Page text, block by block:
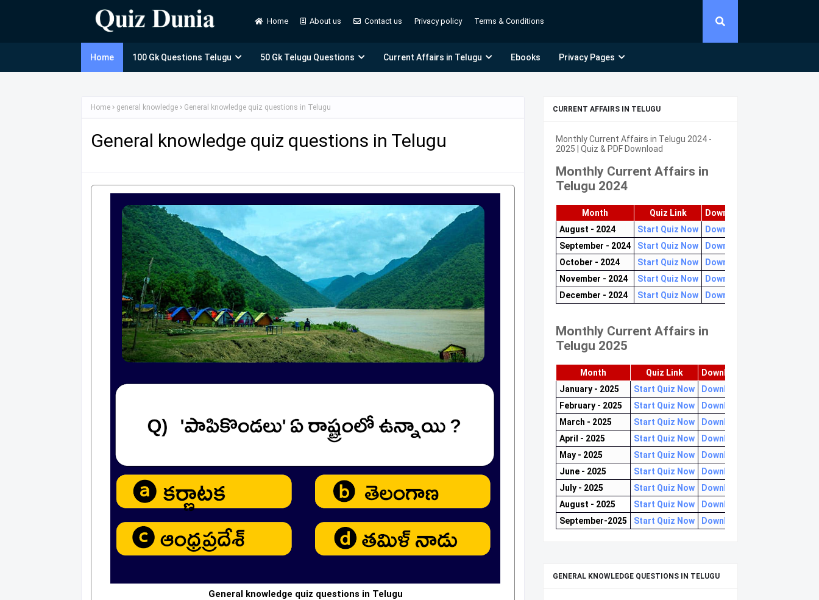
Home About us Contact us Privacy policy Terms & Conditions
Home 100 Gk Questions Telugu 50 Gk Telugu Questions Current Affairs in Telugu Ebooks Privacy Pages
Home general knowledge General knowledge quiz questions in Telugu
General knowledge quiz questions in Telugu
General knowledge quiz questions in Telugu
CURRENT AFFAIRS IN TELUGU
Monthly Current Affairs in Telugu 2024 -
2025 | Quiz & PDF Download
Monthly Current Affairs in
Telugu 2024
Month Quiz Link
Download PDF
August - 2024
Start Quiz Now
Download now
September - 2024
Start Quiz Now
Download now
October - 2024
Start Quiz Now
Download now
November - 2024
Start Quiz Now
Download now
December - 2024
Start Quiz Now Download now
Monthly Current Affairs in
Telugu 2025
Month Quiz Link
Download PDF
January - 2025
Start Quiz Now
Download now
February - 2025
Start Quiz Now
Download now
March - 2025
Start Quiz Now
Download now
April - 2025
Start Quiz Now
Download now
May - 2025
Start Quiz Now
Download now
June - 2025
Start Quiz Now
Download now
July - 2025
Start Quiz Now
Download now
August - 2025
Start Quiz Now
Download now
September-2025
Start Quiz Now Download now
GENERAL KNOWLEDGE QUESTIONS IN TELUGU